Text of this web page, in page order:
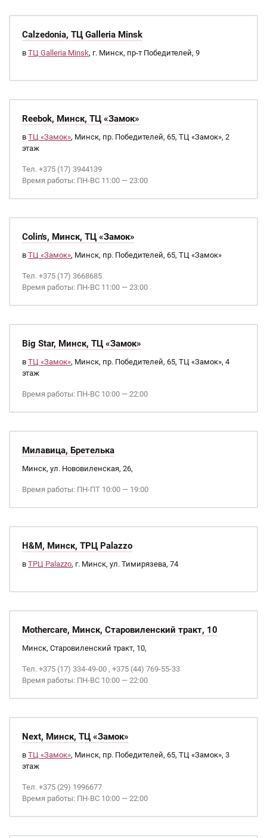
Calzedonia, ТЦ Galleria Minsk
в ТЦ Galleria Minsk, г. Минск, пр-т Победителей, 9
Reebok, Минск, ТЦ «Замок»
в ТЦ «Замок», Минск, пр. Победителей, 65, ТЦ «Замок», 2
этаж
Тел. +375 (17) 3944139
Время работы: ПН-ВС 11:00 — 23:00
Colin's, Минск, ТЦ «Замок»
в ТЦ «Замок», Минск, пр. Победителей, 65, ТЦ «Замок»
Тел. +375 (17) 3668685
Время работы: ПН-ВС 11:00 — 23:00
Big Star, Минск, ТЦ «Замок»
в ТЦ «Замок», Минск, пр. Победителей, 65, ТЦ «Замок», 4
этаж
Время работы: ПН-ВС 10:00 — 22:00
Милавица, Бретелька
Минск, ул. Нововиленская, 26,
Время работы: ПН-ПТ 10:00 — 19:00
H&M, Минск, ТРЦ Palazzo
в ТРЦ Palazzo, г. Минск, ул. Тимирязева, 74
Mothercare, Минск, Старовиленский тракт, 10
Минск, Старовиленский тракт, 10,
Тел. +375 (17) 334-49-00 , +375 (44) 769-55-33
Время работы: ПН-ВС 10:00 — 22:00
Next, Минск, ТЦ «Замок»
в ТЦ «Замок», Минск, пр. Победителей, 65, ТЦ «Замок», 3
этаж
Тел. +375 (29) 1996677
Время работы: ПН-ВС 10:00 — 22:00